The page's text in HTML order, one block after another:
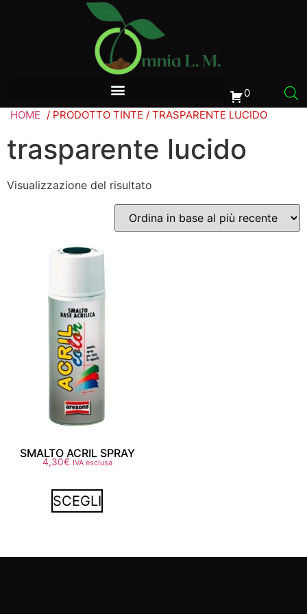
0
HOME / PRODOTTO TINTE / TRASPARENTE LUCIDO
trasparente lucido
Visualizzazione del risultato
SMALTO ACRIL SPRAY
4,30€ IVA esclusa
SCEGLI